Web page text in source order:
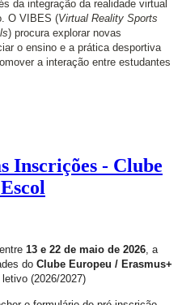
da integração da realidade virtual
O VIBES (Virtual Reality Sports
) procura explorar novas
o ensino e a prática desportiva
a interação entre estudantes
Inscrições - Clube
13 e 22 de maio de 2026, a
do Clube Europeu / Erasmus+
(2026/2027)